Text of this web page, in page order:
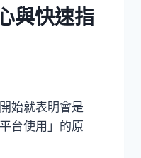
與快速指
始就表明會是
台使用」的原